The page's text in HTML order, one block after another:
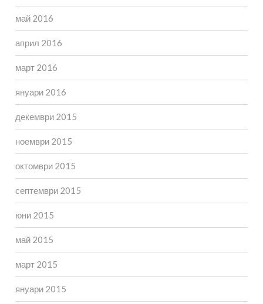
май 2016
април 2016
март 2016
януари 2016
декември 2015
ноември 2015
октомври 2015
септември 2015
юни 2015
май 2015
март 2015
януари 2015